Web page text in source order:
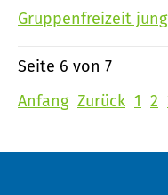
Gruppenfreizeit
Seite 6 von 7
Anfang Zurück 1 2